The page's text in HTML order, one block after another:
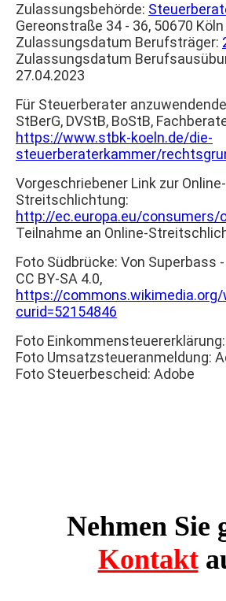
Zulassungsbehörde:
Gereonstraße 34 - 36, 50670 Köln
Zulassungsdatum Berufsträger:
Zulassungsdatum
27.04.2023
Für Steuerberater
StBerG, DVStB, BoStB,
https://www.stbk-koeln.de/die-
steuerberaterkammer/
Vorgeschriebener Link zur Online-
Streitschlichtung:
http://ec.europa.eu/consumers/
Teilnahme an Online-
Foto Südbrücke: Von Superbass
CC BY-SA 4.0,
https://commons.wikimedia.org/
curid=52154846
Foto Einkommensteuererklärung:
Foto Umsatzsteueranmeldung:
Foto Steuerbescheid: Adobe
Nehmen Sie
Kontakt